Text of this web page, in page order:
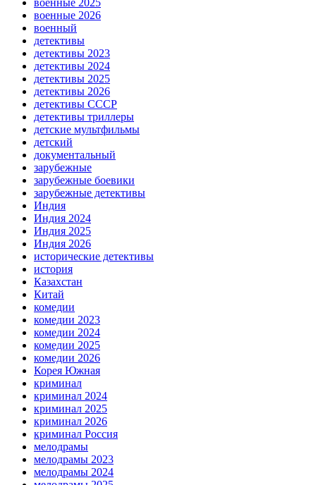
военные 2025
военные 2026
военный
детективы
детективы 2023
детективы 2024
детективы 2025
детективы 2026
детективы СССР
детективы триллеры
детские мультфильмы
детский
документальный
зарубежные
зарубежные боевики
зарубежные детективы
Индия
Индия 2024
Индия 2025
Индия 2026
исторические детективы
история
Казахстан
Китай
комедии
комедии 2023
комедии 2024
комедии 2025
комедии 2026
Корея Южная
криминал
криминал 2024
криминал 2025
криминал 2026
криминал Россия
мелодрамы
мелодрамы 2023
мелодрамы 2024